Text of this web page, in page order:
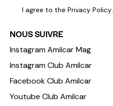
I agree to the Privacy Policy.
NOUS SUIVRE
Instagram Amilcar Mag
Instagram Club Amilcar
Facebook Club Amilcar
Youtube Club Amilcar